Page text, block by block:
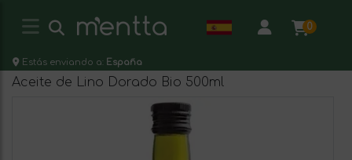
0
Estás enviando a: España
Aceite de Lino Dorado Bio 500ml